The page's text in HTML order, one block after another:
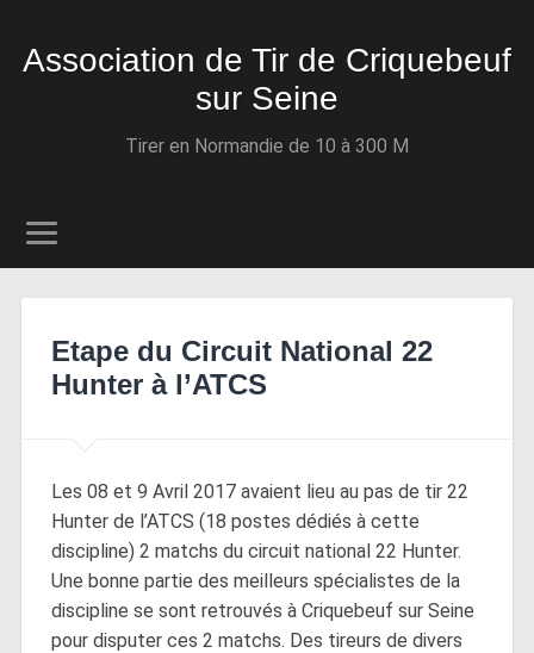
Association de Tir de Criquebeuf
sur Seine
Tirer en Normandie de 10 à 300 M
Etape du Circuit National 22
Hunter à l’ATCS
Les 08 et 9 Avril 2017 avaient lieu au pas de tir 22
Hunter de l’ATCS (18 postes dédiés à cette
discipline) 2 matchs du circuit national 22 Hunter.
Une bonne partie des meilleurs spécialistes de la
discipline se sont retrouvés à Criquebeuf sur Seine
pour disputer ces 2 matchs. Des tireurs de divers